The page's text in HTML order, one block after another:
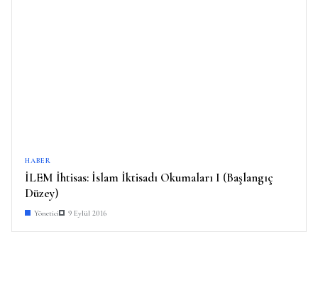
HABER
İLEM İhtisas: İslam İktisadı Okumaları I (Başlangıç
Düzey)
Yönetici 9 Eylül 2016